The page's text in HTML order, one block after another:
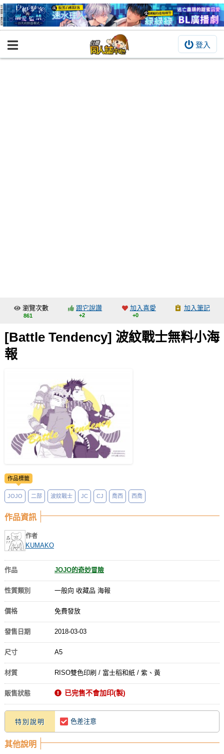
登入
BOOKY書集倉庫
交流中心
會員功能選單
註冊會員
登入
瀏覽次數
861
跟它說讚
+2
加入喜愛
+0
加入筆記
[Battle Tendency] 波紋戰士無料小海
報
作品標籤
JOJO 二部 波紋戰士 JC CJ 喬西 西喬
作品資訊
作者
KUMAKO
作品 JOJO的奇妙冒險
性質類別 一般向 收藏品 海報
價格 免費發放
發售日期 2018-03-03
尺寸 A5
材質 RISO雙色印刷 / 富士稻和紙 / 紫、黃
販售狀態 已完售不會加印(製)
特別說明 色差注意
其他說明